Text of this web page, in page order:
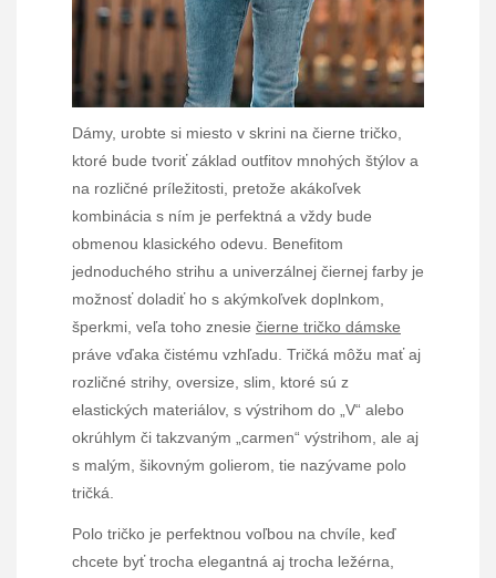
Dámy, urobte si miesto v skrini na čierne tričko,
ktoré bude tvoriť základ outfitov mnohých štýlov a
na rozličné príležitosti, pretože akákoľvek
kombinácia s ním je perfektná a vždy bude
obmenou klasického odevu. Benefitom
jednoduchého strihu a univerzálnej čiernej farby je
možnosť doladiť ho s akýmkoľvek doplnkom,
šperkmi, veľa toho znesie čierne tričko dámske
práve vďaka čistému vzhľadu. Tričká môžu mať aj
rozličné strihy, oversize, slim, ktoré sú z
elastických materiálov, s výstrihom do „V“ alebo
okrúhlym či takzvaným „carmen“ výstrihom, ale aj
s malým, šikovným golierom, tie nazývame polo
tričká.
Polo tričko je perfektnou voľbou na chvíle, keď
chcete byť trocha elegantná aj trocha ležérna,